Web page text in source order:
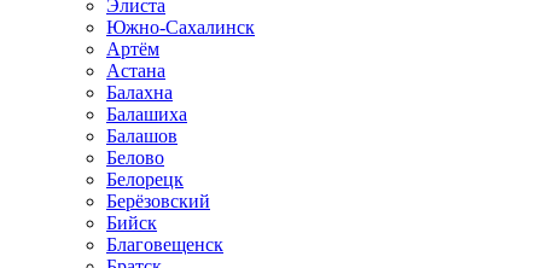
Элиста
Южно-Сахалинск
Артём
Астана
Балахна
Балашиха
Балашов
Белово
Белорецк
Берёзовский
Бийск
Благовещенск